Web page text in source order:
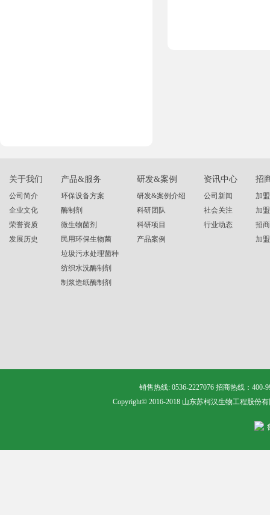
关于我们
公司简介
企业文化
荣誉资质
发展历史
产品&服务
环保设备方案
酶制剂
微生物菌剂
民用环保生物菌
垃圾污水处理菌种
纺织水洗酶制剂
制浆造纸酶制剂
研发&案例
研发&案例介绍
科研团队
科研项目
产品案例
资讯中心
公司新闻
社会关注
行业动态
招
加
加
招
加
销售热线: 0536-2227076 招商热线：
Copyright© 2016-2018 山东苏柯汉生物工程股份